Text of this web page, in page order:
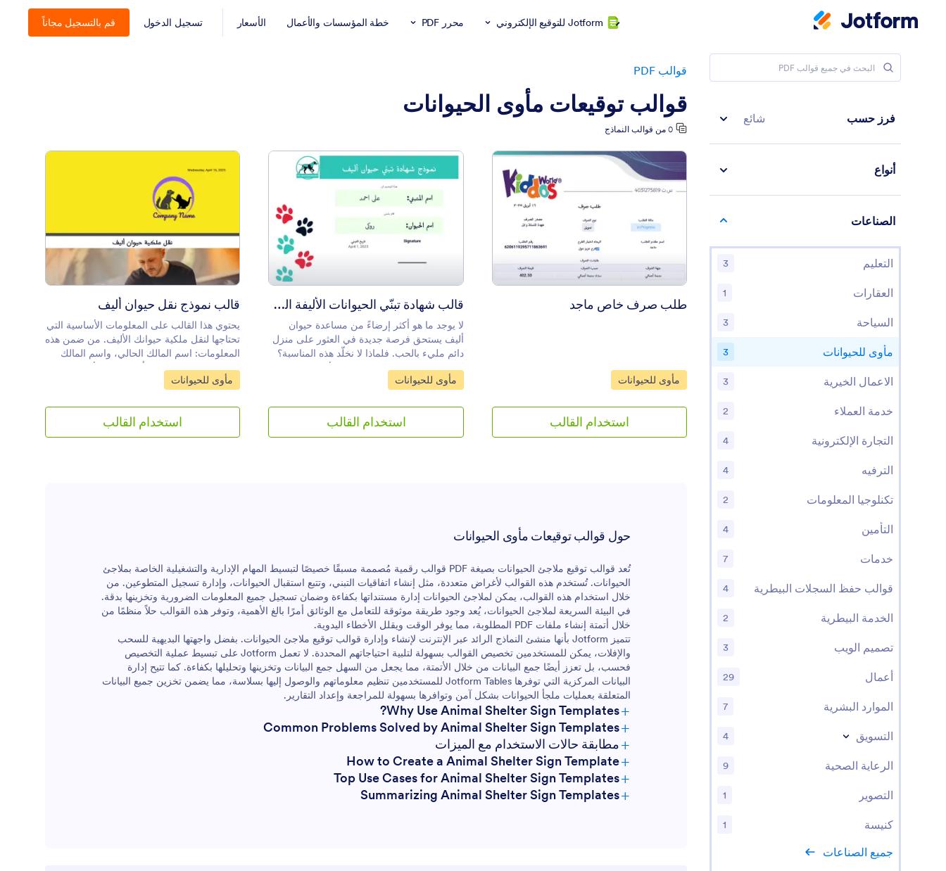
Jotform للتوقيع الإلكتروني محرر PDF خطة المؤسسات والأعمال الأسعار تسجيل الدخول قم بالتسجيل مجاناً
قوالب PDF
قوالب توقيعات مأوى الحيوانات
0 من قوالب النماذج
معاينة : طلب صرف خاص ماجد
طلب صرف خاص ماجد
انتقل إلى الفئة:
مأوى للحيوانات
استخدام القالب
معاينة : قالب شهادة تبنّي الحيوانات الأليفة المجاني
قالب شهادة تبنّي الحيوانات الأليفة المجاني
لا يوجد ما هو أكثر إرضاءً من مساعدة حيوان
أليف يستحق فرصة جديدة في العثور على منزل
دائم مليء بالحب. فلماذا لا نخلّد هذه المناسبة؟
يُعد قالب شهادة تبنّي الحيوانات الأليفة المجاني
الخاص بنا الطريقة المثالية لمراكز تبنّي الحيوانات
الجدد. ما عليك سوى إدخال اسم المتبنّي، واسم
الحيوان، وتاريخ التبنّي، وسيحوّل القالب تلقائيًا
المعلومات المُدخلة إلى ملفات PDF مذهلة.
مركز التبنّي الخاص بك، أو قم بتعديل الخطوط
المحظوظ!مع قالب شهادة تبنّي الحيوانات الأليفة
المجاني، يمكنك إنشاء تذكار رائع تلقائيًا لكل
حيوان يتم تبنّيه.إذا كنت ترغب في إنشاء نموذج
لتبنّي الحيوانات الأليفة، يُرجى زيارة الصفحة
المشار إليها.
انتقل إلى الفئة:
مأوى للحيوانات
استخدام القالب
معاينة : قالب نموذج نقل حيوان أليف
قالب نموذج نقل حيوان أليف
يحتوي هذا القالب على المعلومات الأساسية التي
تحتاجها لنقل ملكية حيوانك الأليف. من ضمن هذه
المعلومات: اسم المالك الحالي، واسم المالك
الجديد، ووصف الحيوان أو الحيوان الأليف،
وشروط الاتفاق. يمكنك بسهولة تعديل هذه
الحاجة. كما يتيح لك إضافة صور أو شعارات
للتخصيص.تبحث عن نموذج تبني حيوان أليف؟
يمكنك زيارة الصفحة المشار إليها للاطلاع عليه.
انتقل إلى الفئة:
مأوى للحيوانات
استخدام القالب
حول قوالب توقيعات مأوى الحيوانات
تُعد قوالب توقيع ملاجئ الحيوانات بصيغة PDF قوالب رقمية مُصممة مسبقًا خصيصًا لتبسيط المهام الإدارية والتشغيلية الخاصة بملاجئ
الحيوانات. تُستخدم هذه القوالب لأغراض متعددة، مثل إنشاء اتفاقيات التبني، وتتبع استقبال الحيوانات، وإدارة تسجيل المتطوعين. من
خلال استخدام هذه القوالب، يمكن لملاجئ الحيوانات إدارة مستنداتها بكفاءة وضمان تسجيل جميع المعلومات الضرورية وتخزينها بدقة.
في البيئة السريعة لملاجئ الحيوانات، يُعد وجود طريقة موثوقة للتعامل مع الوثائق أمرًا بالغ الأهمية، وتوفر هذه القوالب حلاً منظمًا من
خلال أتمتة إنشاء ملفات PDF المطلوبة، مما يوفر الوقت ويقلل الأخطاء اليدوية.
تتميز Jotform بأنها منشئ النماذج الرائد عبر الإنترنت لإنشاء وإدارة قوالب توقيع ملاجئ الحيوانات. بفضل واجهتها البديهية للسحب
والإفلات، يمكن للمستخدمين تخصيص القوالب بسهولة لتلبية احتياجاتهم المحددة. لا تعمل Jotform على تبسيط عملية التخصيص
فحسب، بل تعزز أيضًا جمع البيانات من خلال الأتمتة، مما يجعل من السهل جمع البيانات وتخزينها وتحليلها بكفاءة. كما تتيح إدارة
البيانات المركزية التي توفرها Jotform Tables للمستخدمين تنظيم معلوماتهم والوصول إليها بسلاسة، مما يضمن تخزين جميع البيانات
المتعلقة بعمليات ملجأ الحيوانات بشكل آمن وتوافرها بسهولة للمراجعة وإعداد التقارير.
+
Why Use Animal Shelter Sign Templates?
+
Common Problems Solved by Animal Shelter Sign Templates
+مطابقة حالات الاستخدام مع الميزات
+
How to Create a Animal Shelter Sign Template
+
Top Use Cases for Animal Shelter Sign Templates
+
Summarizing Animal Shelter Sign Templates
فرز حسب شائع
أنواع
الصناعات
التعليم 3
العقارات 1
السياحة 3
مأوى للحيوانات 3
الاعمال الخيرية 3
خدمة العملاء 2
التجارة الإلكترونية 4
الترفيه 4
تكنلوجيا المعلومات 2
التأمين 4
خدمات 7
قوالب حفظ السجلات البيطرية 4
الخدمة البيطرية 2
تصميم الويب 3
أعمال 29
الموارد البشرية 7
التسويق 4
الرعاية الصحية 9
التصوير 1
كنيسة 1
جميع الصناعات